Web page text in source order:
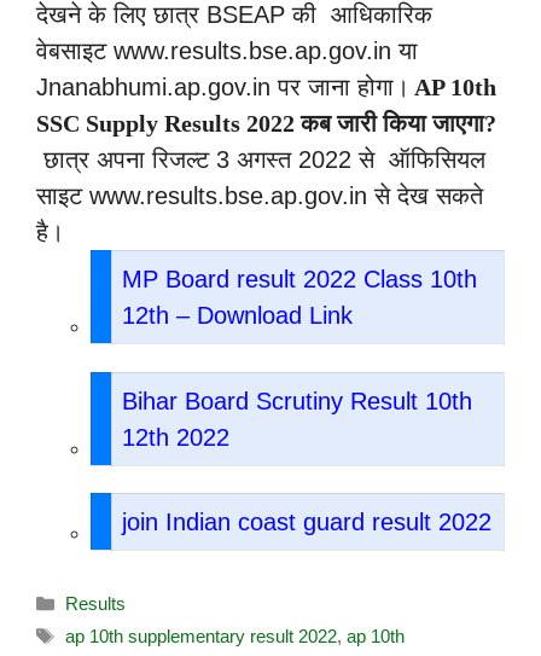
देखने के लिए छात्र BSEAP की आधिकारिक
वेबसाइट www.results.bse.ap.gov.in या
Jnanabhumi.ap.gov.in पर जाना होगा। AP 10th
SSC Supply Results 2022 कब जारी किया जाएगा?
छात्र अपना रिजल्ट 3 अगस्त 2022 से ऑफिसियल
साइट www.results.bse.ap.gov.in से देख सकते
है।
MP Board result 2022 Class 10th
12th – Download Link
Bihar Board Scrutiny Result 10th
12th 2022
join Indian coast guard result 2022
Results
ap 10th supplementary result 2022, ap 10th